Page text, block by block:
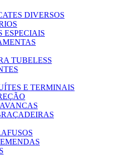
DIVERSOS
ESPECIAIS
TUBELESS
E TERMINAIS